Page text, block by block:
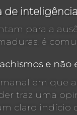
de
para a
é
e não
em que
traz uma
claro